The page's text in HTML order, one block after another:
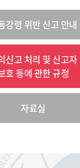
강령 위반 신고 안내
신고 처리 및 신고자
호 등에 관한 규정
자료실